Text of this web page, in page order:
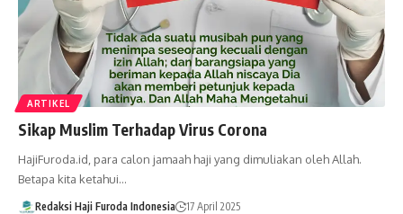
ARTIKEL
Sikap Muslim Terhadap Virus Corona
HajiFuroda.id, para calon jamaah haji yang dimuliakan oleh Allah.
Betapa kita ketahui…
Redaksi Haji Furoda Indonesia 17 April 2025